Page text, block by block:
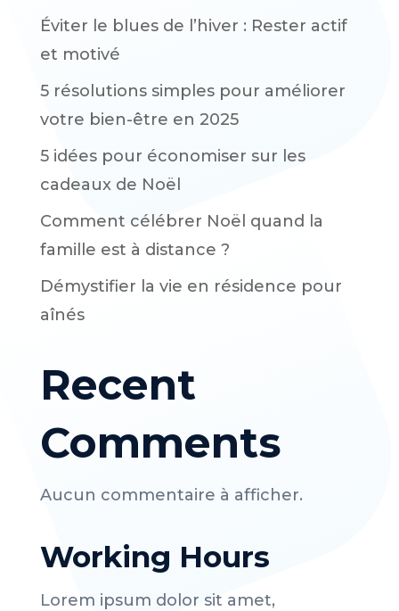
Éviter le blues de l’hiver : Rester actif
et motivé
5 résolutions simples pour améliorer
votre bien-être en 2025
5 idées pour économiser sur les
cadeaux de Noël
Comment célébrer Noël quand la
famille est à distance ?
Démystifier la vie en résidence pour
aînés
Recent
Comments
Aucun commentaire à afficher.
Working Hours
Lorem ipsum dolor sit amet,